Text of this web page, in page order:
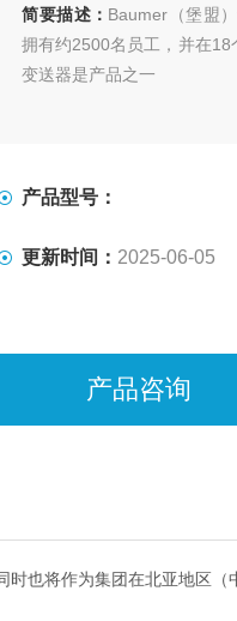
简要描述： Baumer（堡盟
拥有约2500名员工，并在
变送器是产品之一
产品型号：
更新时间： 2025-06-05
产品咨询
也将作为集团在北亚地区